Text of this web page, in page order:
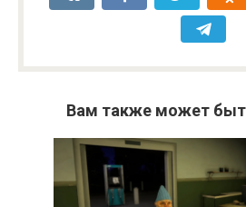
Вам также может